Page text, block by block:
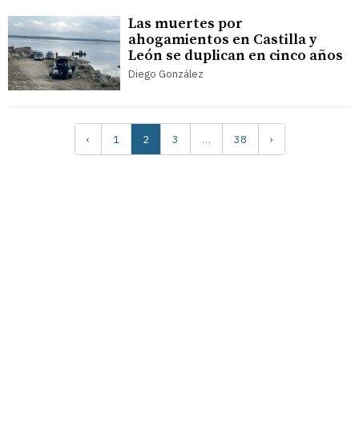
Las muertes por
ahogamientos en Castilla y
León se duplican en cinco años
Diego González
‹ 1 2 3 … 38 ›